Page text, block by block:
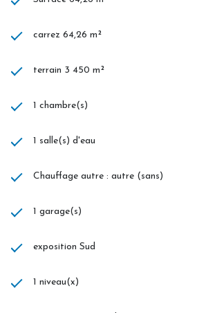
carrez 64,26 m²
terrain 3 450 m²
1 chambre(s)
1 salle(s) d'eau
Chauffage autre : autre (sans)
1 garage(s)
exposition Sud
1 niveau(x)